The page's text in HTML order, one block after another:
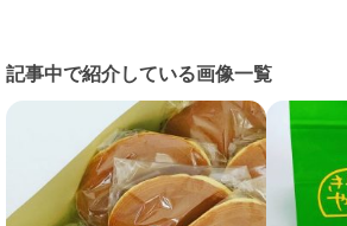
記事中で紹介している画像一覧